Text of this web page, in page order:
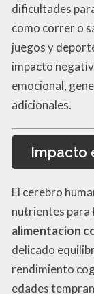
dificultades
como correr o
juegos y
impacto
emocional,
adicionales.
Impacto
El cerebro
nutrientes para
alimentacion
delicado
rendimiento
edades